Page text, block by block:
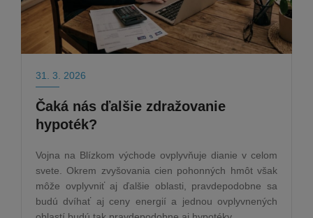
31. 3. 2026
Čaká nás ďalšie zdražovanie
hypoték?
Vojna na Blízkom východe ovplyvňuje dianie v celom
svete. Okrem zvyšovania cien pohonných hmôt však
môže ovplyvniť aj ďalšie oblasti, pravdepodobne sa
budú dvíhať aj ceny energií a jednou ovplyvnených